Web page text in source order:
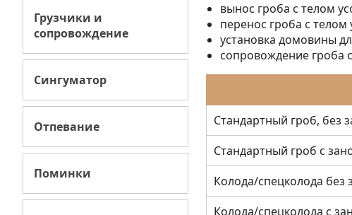
Грузчики и
сопровождение
Сингуматор
Отпевание
Поминки
вынос гроба с телом
перенос гроба с
установка домовины
сопровождение гроба
Стандартный гроб, без
Стандартный гроб с
Колода/спецколода без
Колода/спецколода с